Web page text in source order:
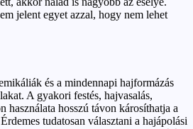
jelent egyet azzal, hogy nem lehet
és a mindennapi hajformázás
A gyakori festés, hajvasalás,
használata hosszú távon károsíthatja a
tudatosan választani a hajápolási